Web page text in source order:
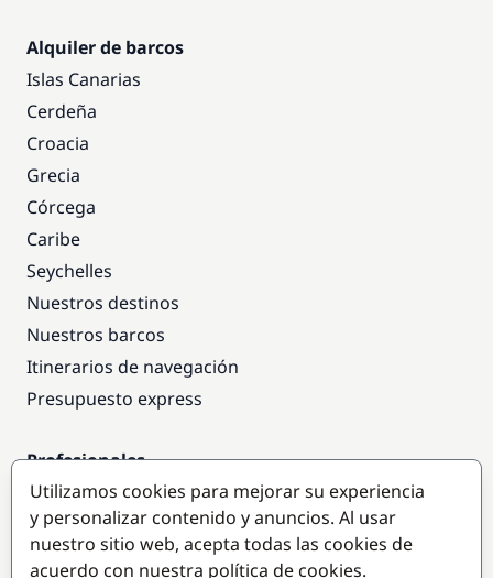
Alquiler de barcos
Islas Canarias
Cerdeña
Croacia
Grecia
Córcega
Caribe
Seychelles
Nuestros destinos
Nuestros barcos
Itinerarios de navegación
Presupuesto express
Profesionales
Acceso empresas
Colaborar como empresa
Utilizamos cookies para mejorar su experiencia
y personalizar contenido y anuncios. Al usar
nuestro sitio web, acepta todas las cookies de
acuerdo con nuestra política de cookies.